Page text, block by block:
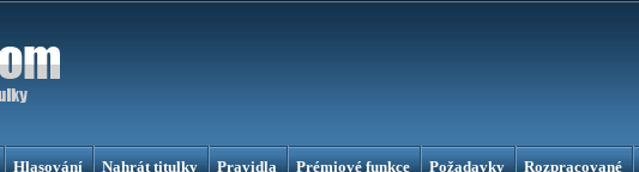
Hlasování Nahrát titulky Pravidla Prémiové funkce Požadavky Rozpracované